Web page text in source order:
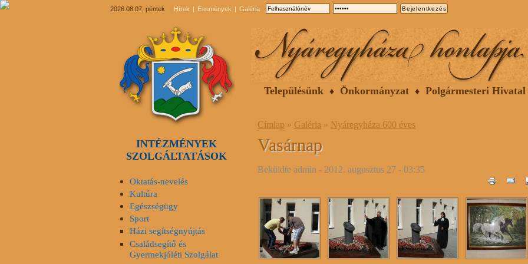
2026.08.07, péntek Hírek Események Galéria
Településünk Önkormányzat Polgármesteri Hivatal
Címlap » Galéria » Nyáregyháza 600 éves
Vasárnap
Beküldte admin - 2012. augusztus 27 - 03:35
INTÉZMÉNYEK
SZOLGÁLTATÁSOK
Oktatás-nevelés
Kultúra
Egészségügy
Sport
Házi segítségnyújtás
Családsegítő és
Gyermekjóléti Szolgálat